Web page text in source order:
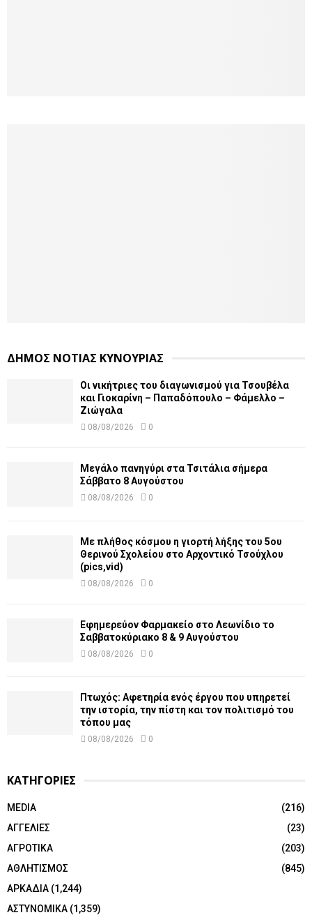
ΔΗΜΟΣ ΝΟΤΙΑΣ ΚΥΝΟΥΡΙΑΣ
Οι νικήτριες του διαγωνισμού για Τσουβέλα
και Γιοκαρίνη – Παπαδόπουλο – Φάμελλο –
Ζιώγαλα
08/08/2026 0
Μεγάλο πανηγύρι στα Τσιτάλια σήμερα
Σάββατο 8 Αυγούστου
08/08/2026 0
Με πλήθος κόσμου η γιορτή λήξης του 5ου
Θερινού Σχολείου στο Αρχοντικό Τσούχλου
(pics,vid)
08/08/2026 0
Εφημερεύον Φαρμακείο στο Λεωνίδιο το
Σαββατοκύριακο 8 & 9 Αυγούστου
08/08/2026 0
Πτωχός: Αφετηρία ενός έργου που υπηρετεί
την ιστορία, την πίστη και τον πολιτισμό του
τόπου μας
08/08/2026 0
ΚΑΤΗΓΟΡΙΕΣ
MEDIA
(216)
ΑΓΓΕΛΙΕΣ
(23)
ΑΓΡΟΤΙΚΑ
(203)
ΑΘΛΗΤΙΣΜΟΣ
(845)
ΑΡΚΑΔΙΑ (1,244)
ΑΣΤΥΝΟΜΙΚΑ (1,359)